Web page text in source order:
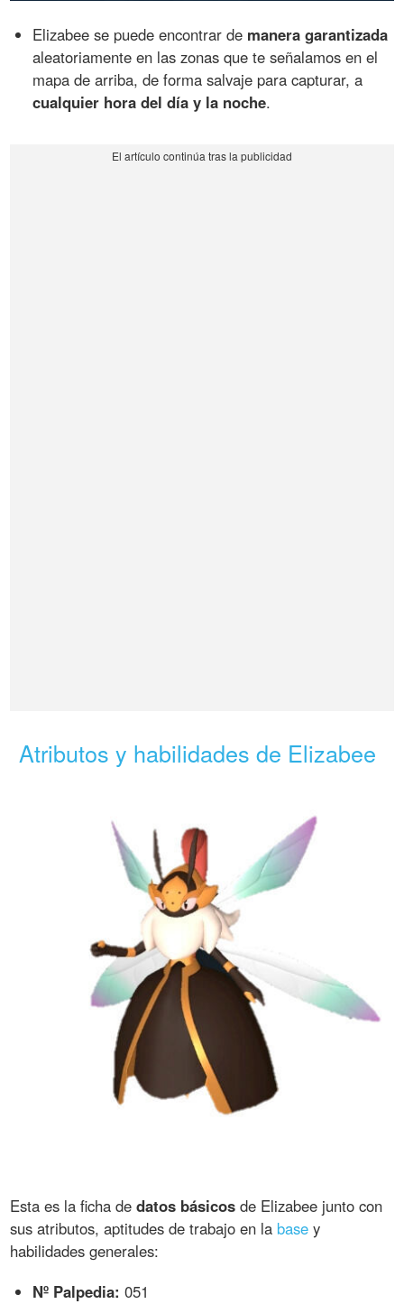
Elizabee se puede encontrar de manera garantizada
aleatoriamente en las zonas que te señalamos en el
mapa de arriba, de forma salvaje para capturar, a
cualquier hora del día y la noche.
Atributos y habilidades de Elizabee
Esta es la ficha dedatos básicos de Elizabee junto con
sus atributos, aptitudes de trabajo en la base y
habilidades generales:
Nº Palpedia: 051